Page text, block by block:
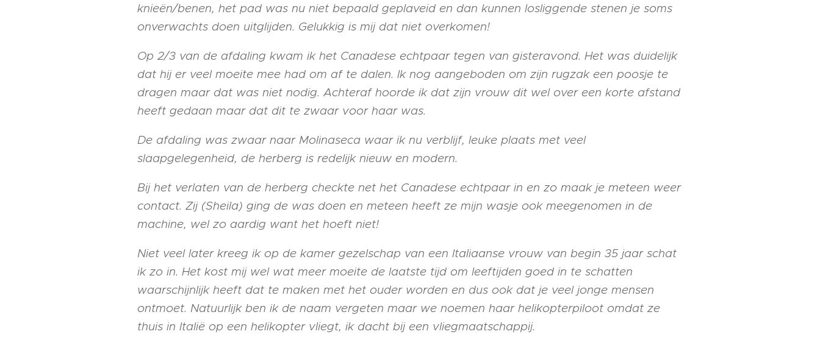
knieën/benen, het pad was nu niet bepaald geplaveid en dan kunnen losliggende stenen je soms
onverwachts doen uitglijden. Gelukkig is mij dat niet overkomen!
Op 2/3 van de afdaling kwam ik het Canadese echtpaar tegen van gisteravond. Het was duidelijk
dat hij er veel moeite mee had om af te dalen. Ik nog aangeboden om zijn rugzak een poosje te
dragen maar dat was niet nodig. Achteraf hoorde ik dat zijn vrouw dit wel over een korte afstand
heeft gedaan maar dat dit te zwaar voor haar was.
De afdaling was zwaar naar Molinaseca waar ik nu verblijf, leuke plaats met veel
slaapgelegenheid, de herberg is redelijk nieuw en modern.
Bij het verlaten van de herberg checkte net het Canadese echtpaar in en zo maak je meteen weer
contact. Zij (Sheila) ging de was doen en meteen heeft ze mijn wasje ook meegenomen in de
machine, wel zo aardig want het hoeft niet!
Niet veel later kreeg ik op de kamer gezelschap van een Italiaanse vrouw van begin 35 jaar schat
ik zo in. Het kost mij wel wat meer moeite de laatste tijd om leeftijden goed in te schatten
waarschijnlijk heeft dat te maken met het ouder worden en dus ook dat je veel jonge mensen
ontmoet. Natuurlijk ben ik de naam vergeten maar we noemen haar helikopterpiloot omdat ze
thuis in Italië op een helikopter vliegt, ik dacht bij een vliegmaatschappij.